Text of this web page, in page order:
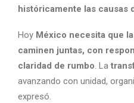
históricamente las causas
Hoy México necesita que
caminen juntas, con
claridad de rumbo. La
avanzando con unidad,
expresó.